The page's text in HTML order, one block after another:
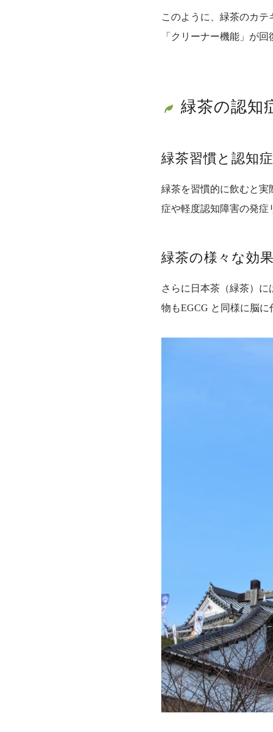
このように、 緑茶のカテ
「クリーナー機能」が
緑茶の認知
緑茶習慣と認知
緑茶を習慣的に飲むと実
症や軽度認知障害の発症
緑茶の様々な効果
さらに日本茶（緑茶）
物もEGCG と同様に脳に